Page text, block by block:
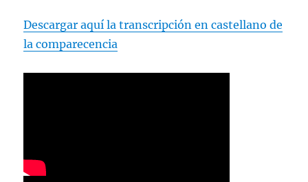
Descargar aquí la transcripción en castellano de
la comparecencia